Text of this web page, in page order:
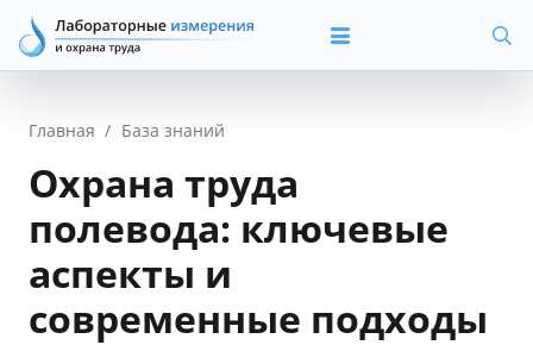
Главная / База знаний
Охрана труда
полевода: ключевые
аспекты и
современные подходы